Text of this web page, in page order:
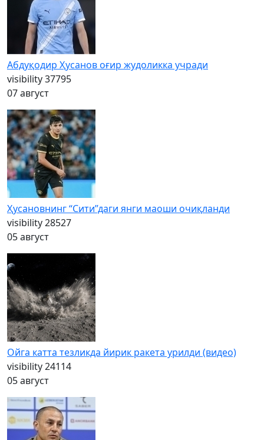
Абдуқодир Ҳусанов оғир жудоликка учради
visibility37795
07 август
Ҳусановнинг “Сити”даги янги маоши очиқланди
visibility28527
05 август
Ойга катта тезликда йирик ракета урилди (видео)
visibility24114
05 август